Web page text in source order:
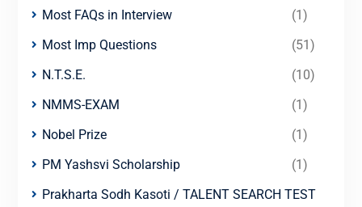
Most FAQs in Interview
(1)
Most Imp Questions
(51)
N.T.S.E.
(10)
NMMS-EXAM
(1)
Nobel Prize
(1)
PM Yashsvi Scholarship
(1)
Prakharta Sodh Kasoti / TALENT SEARCH TEST